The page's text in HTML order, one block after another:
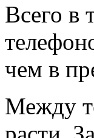
Всего в
чем в
Между